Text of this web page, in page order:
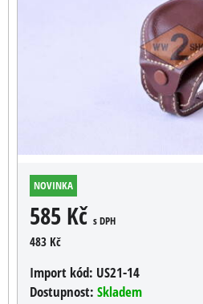
NOVINKA
585 Kč s DPH
483 Kč
Import kód: US21-14
Dostupnost: Skladem